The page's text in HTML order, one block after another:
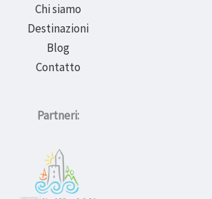
Chi siamo
Destinazioni
Blog
Contatto
Partneri: